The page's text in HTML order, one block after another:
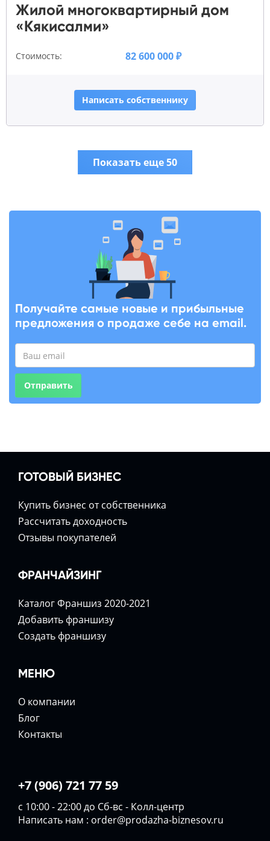
Жилой многоквартирный дом
«Кякисалми»
Стоимость: 82 600 000 ₽
Написать собственнику
Показать еще 50
Получайте самые новые и прибыльные
предложения о продаже себе на email.
Отправить
ГОТОВЫЙ БИЗНЕС
Купить бизнес от собственника
Расcчитать доходность
Отзывы покупателей
ФРАНЧАЙЗИНГ
Каталог Франшиз 2020-2021
Добавить франшизу
Создать франшизу
МЕНЮ
О компании
Блог
Контакты
+7 (906) 721 77 59
с 10:00 - 22:00 до Сб-вс - Колл-центр
Написать нам : order@prodazha-biznesov.ru